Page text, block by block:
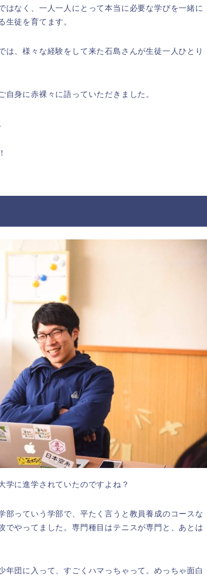
はなく、一人一人にとって本当に必要な学びを一緒に
生徒を育てます。
は、様々な経験をして来た石島さんが生徒一人ひとり
身に赤裸々に語っていただきました。
学に進学されていたのですよね？
部っていう学部で、平たく言うと教員養成のコースな
でやってました。専門種目はテニスが専門と、あとは
年団に入って、すごくハマっちゃって。めっちゃ面白